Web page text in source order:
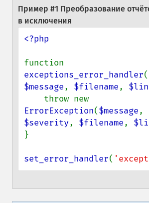
Пример #1 Преобразование
в исключения
<?php
exceptions_error_handler(
$message, $filename,
ErrorException($message,
$severity, $filename,
}
set_error_handler(